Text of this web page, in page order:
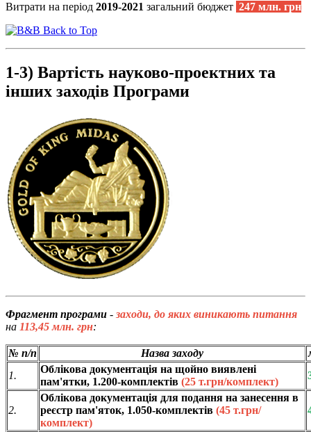
Витрати на період 2019-2021 загальний бюджет 247 млн. грн
Back to Top
1-3) Вартість науково-проектних та
інших заходів Програми
Фрагмент програми - заходи, до яких виникають питання
на 113,45 млн. грн:
№ п/п Назва заходу
1.
Облікова документація на щойно виявлені
пам'ятки, 1.200-комплектів (25 т.грн/комплект)
2.
Облікова документація для подання на занесення в
реєстр пам'яток, 1.050-комплектів (45 т.грн/
комплект)